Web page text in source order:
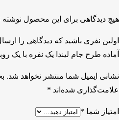
هیچ دیدگاهی برای این محصول
اولین نفری باشید که دیدگاهی را
آماده طرح جام لیندا یک نفره با یک
نشانی ایمیل شما منتشر نخواهد شد.
علامت‌گذاری شده‌اند *
امتیاز شما *